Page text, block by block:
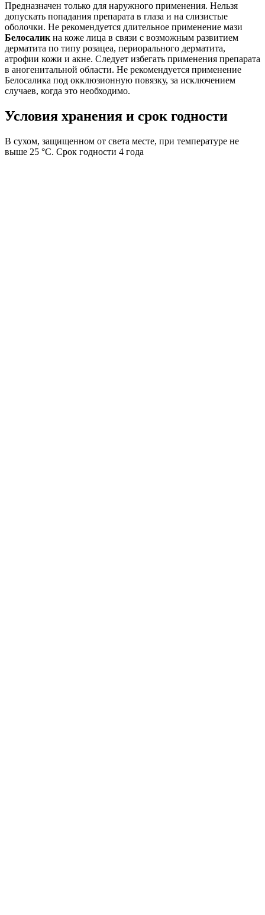
Предназначен только для наружного применения. Нельзя
допускать попадания препарата в глаза и на слизистые
оболочки. Не рекомендуется длительное применение мази
Белосалик на коже лица в связи с возможным развитием
дерматита по типу розацеа, периорального дерматита,
атрофии кожи и акне. Следует избегать применения препарата
в аногенитальной области. Не рекомендуется применение
Белосалика под окклюзионную повязку, за исключением
случаев, когда это необходимо.
Условия хранения и срок годности
В сухом, защищенном от света месте, при температуре не
выше 25 °C. Срок годности 4 года